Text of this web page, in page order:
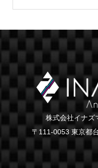
株式会社イナズ
〒111-0053 東京都